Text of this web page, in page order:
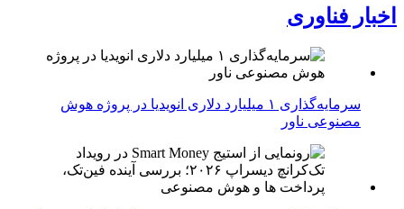
اخبار فناوری
سرمایه‌گذاری ۱ میلیارد دلاری انویدیا در پروژه هوش
مصنوعی ناور